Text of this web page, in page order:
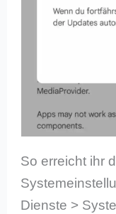
So erreicht ihr
Dienste >